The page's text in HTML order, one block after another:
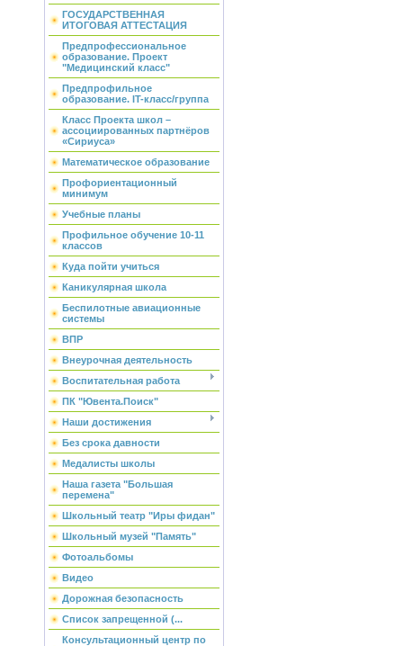
ГОСУДАРСТВЕННАЯ
ИТОГОВАЯ АТТЕСТАЦИЯ
Предпрофессиональное
образование. Проект
"Медицинский класс"
Предпрофильное
образование. IT-класс/группа
Класс Проекта школ –
ассоциированных партнёров
«Сириуса»
Математическое образование
Профориентационный
минимум
Учебные планы
Профильное обучение 10-11
классов
Куда пойти учиться
Каникулярная школа
Беспилотные авиационные
системы
ВПР
Внеурочная деятельность
Воспитательная работа
ПК "Ювента.Поиск"
Наши достижения
Без срока давности
Медалисты школы
Наша газета "Большая
перемена"
Школьный театр "Иры фидан"
Школьный музей "Память"
Фотоальбомы
Видео
Дорожная безопасность
Список запрещенной (...
Консультационный центр по